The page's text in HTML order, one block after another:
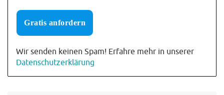
Wir senden keinen Spam! Erfahre mehr in unserer
Datenschutzerklärung